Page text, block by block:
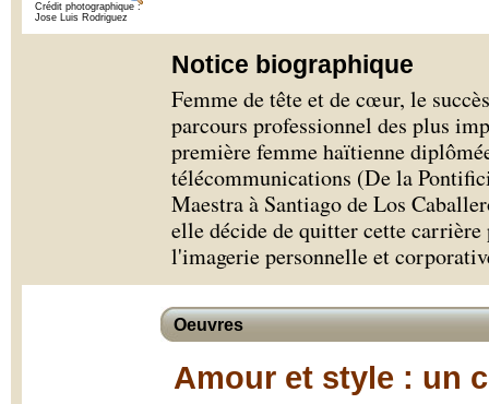
Crédit photographique :
Jose Luis Rodriguez
Notice biographique
Femme de tête et de cœur, le
parcours professionnel des plus
première femme haïtienne
télécommunications (De la
Maestra à Santiago de Los
elle décide de quitter cette carrière
l'imagerie personnelle et
Oeuvres
Amour et style : un